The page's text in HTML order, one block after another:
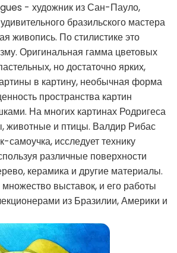
- художник из Сан-Пауло,
бразильского мастера
живопись. По стилистике это
Оригинальная гамма цветовых
но достаточно ярких,
в картину, необычная форма
пространства картин
На многих картинах Родригеса
животные и птицы. Валдир Рибас
самоучка, исследует технику
различные поверхности
керамика и другие материалы.
выставок, и его работы
из Бразилии, Америки и